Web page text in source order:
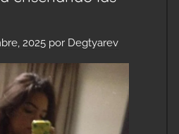
2025 por Degtyarev